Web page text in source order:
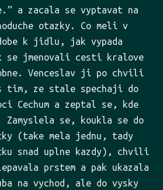
a zacala se vyptavat na
otazky. Co meli v
k jidlu, jak vypada
se jmenovali cesti kralove
Venceslav ji po chvili
tim, ze stale spechaji do
Cechum a zeptal se, kde
Zamyslela se, koukla se do
(take mela jednu, tady
snad uplne kazdy), chvili
prstem a pak ukazala
na vychod, ale do vysky